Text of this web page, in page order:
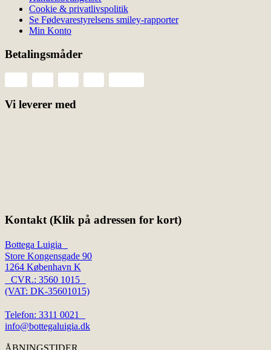
Cookie & privatlivspolitik
Se Fødevarestyrelsens smiley-rapporter
Min Konto
Betalingsmåder
Vi leverer med
Kontakt (Klik på adressen for kort)
Bottega Luigia
Store Kongensgade 90
1264 København K
CVR.: 3560 1015
(VAT: DK-35601015)
Telefon: 3311 0021
info@bottegaluigia.dk